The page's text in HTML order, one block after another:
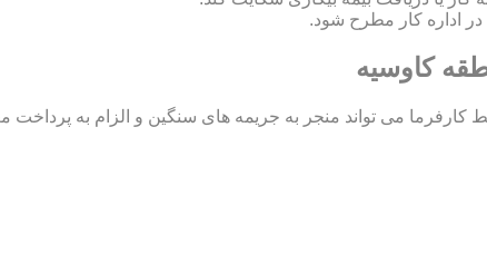
در اداره کار مطرح شود.
کاوسیه
می تواند منجر به جریمه های سنگین و الزام به پرداخت